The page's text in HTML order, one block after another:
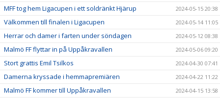
MFF tog hem Ligacupen i ett soldränkt Hjärup 2024-05-15 20:38
Välkommen till finalen i Ligacupen 2024-05-14 11:05
Herrar och damer i farten under söndagen 2024-05-12 08:38
Malmö FF flyttar in på Uppåkravallen 2024-05-06 09:20
Stort grattis Emil Tsilkos 2024-04-30 07:41
Damerna kryssade i hemmapremiären 2024-04-22 11:22
Malmö FF kommer till Uppåkravallen 2024-04-15 13:58